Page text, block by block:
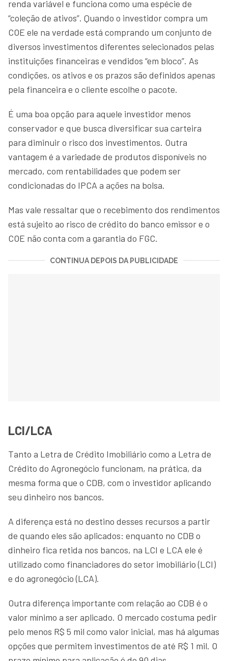
renda variável e funciona como uma espécie de
“coleção de ativos”. Quando o investidor compra um
COE ele na verdade está comprando um conjunto de
diversos investimentos diferentes selecionados pelas
instituições financeiras e vendidos “em bloco”. As
condições, os ativos e os prazos são definidos apenas
pela financeira e o cliente escolhe o pacote.
É uma boa opção para aquele investidor menos
conservador e que busca diversificar sua carteira
para diminuir o risco dos investimentos. Outra
vantagem é a variedade de produtos disponíveis no
mercado, com rentabilidades que podem ser
condicionadas do IPCA a ações na bolsa.
Mas vale ressaltar que o recebimento dos rendimentos
está sujeito ao risco de crédito do banco emissor e o
COE não conta com a garantia do FGC.
CONTINUA DEPOIS DA PUBLICIDADE
LCI/LCA
Tanto a Letra de Crédito Imobiliário como a Letra de
Crédito do Agronegócio funcionam, na prática, da
mesma forma que o CDB, com o investidor aplicando
seu dinheiro nos bancos.
A diferença está no destino desses recursos a partir
de quando eles são aplicados: enquanto no CDB o
dinheiro fica retida nos bancos, na LCI e LCA ele é
utilizado como financiadores do setor imobiliário (LCI)
e do agronegócio (LCA).
Outra diferença importante com relação ao CDB é o
valor mínimo a ser aplicado. O mercado costuma pedir
pelo menos R$ 5 mil como valor inicial, mas há algumas
opções que permitem investimentos de até R$ 1 mil. O